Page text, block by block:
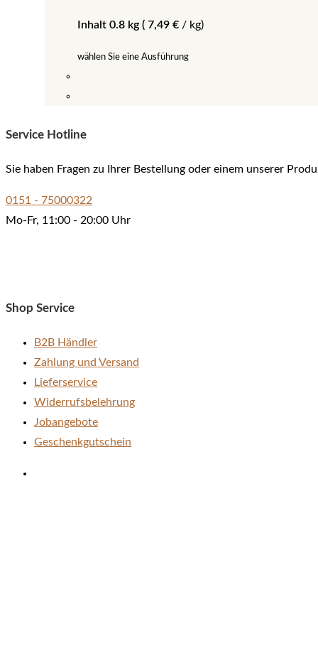
Inhalt 0.8 kg ( 7,49 € / kg)
wählen Sie eine Ausführung
weist
Varianten
auf.
Die
Service Hotline
Sie haben Fragen zu Ihrer Bestellung oder einem unserer
0151 - 75000322
Mo-Fr, 11:00 - 20:00 Uhr
Shop Service
B2B Händler
Zahlung und Versand
Lieferservice
Widerrufsbelehrung
Jobangebote
Geschenkgutschein